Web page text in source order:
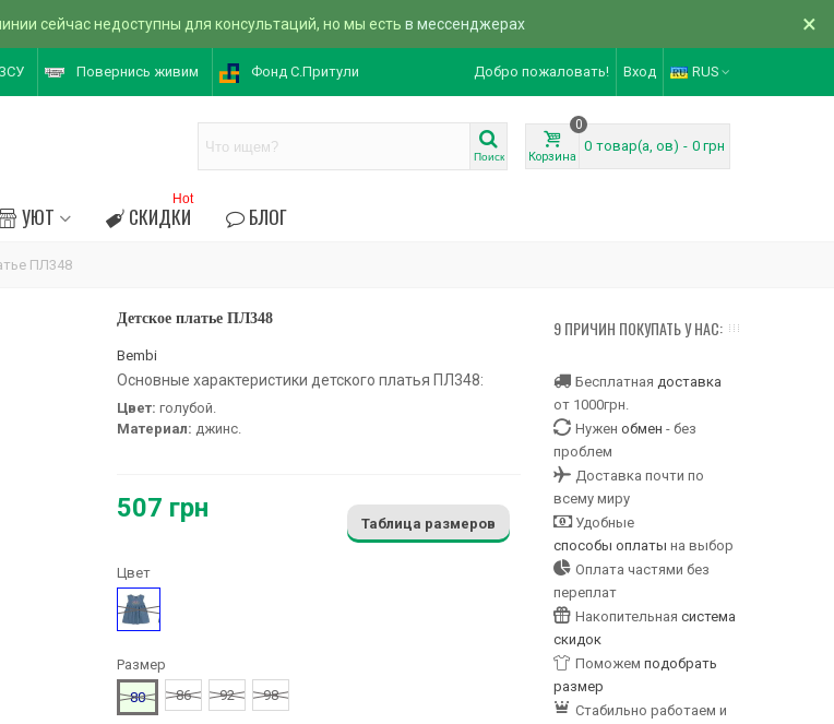
сейчас недоступны для консультаций, но мы есть в мессенджерах ×
Повернись живим Фонд С.Притули Добро пожаловать! Вход RUS
Поиск Корзина
0
0 товар(а, ов) - 0 грн
УЮТ СКИДКИ
Hot
БЛОГ
ПЛ348
Детское платье ПЛ348
Bembi
Основные характеристики детского платья ПЛ348:
Цвет: голубой.
Материал: джинс.
507 грн
Таблица размеров
Цвет
Голубой
Размер
80
86 92 98
9 ПРИЧИН ПОКУПАТЬ У НАС:
Бесплатная доставка
от 1000грн.
Нужен обмен - без
проблем
Доставка почти по
всему миру
Удобные
способы оплаты на выбор
Оплата частями без
переплат
Накопительная система
скидок
Поможем подобрать
размер
Стабильно работаем и